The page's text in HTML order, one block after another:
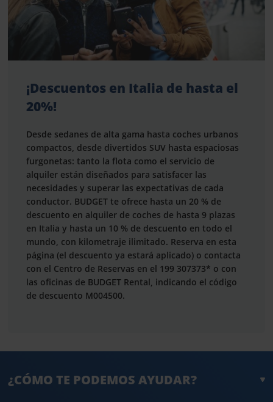
¡Descuentos en Italia de hasta el
20%!
Desde sedanes de alta gama hasta coches urbanos
compactos, desde divertidos SUV hasta espaciosas
furgonetas: tanto la flota como el servicio de
alquiler están diseñados para satisfacer las
necesidades y superar las expectativas de cada
conductor. BUDGET te ofrece hasta un 20 % de
descuento en alquiler de coches de hasta 9 plazas
en Italia y hasta un 10 % de descuento en todo el
mundo, con kilometraje ilimitado. Reserva en esta
página (el descuento ya estará aplicado) o contacta
con el Centro de Reservas en el 199 307373* o con
las oficinas de BUDGET Rental, indicando el código
de descuento M004500.
¿CÓMO TE PODEMOS AYUDAR?